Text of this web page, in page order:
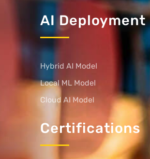
AI Deployment
Hybrid AI Model
Local ML Model
Cloud AI Model
Certifications